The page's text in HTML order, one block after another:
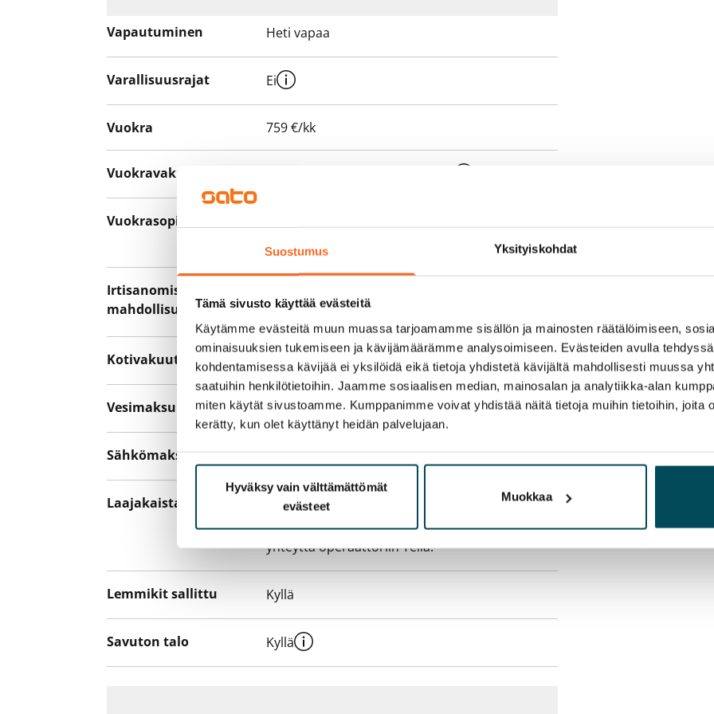
Suostumus Yksityiskohdat
Tämä sivusto käyttää evästeitä
Käytämme evästeitä muun muassa tarjoamamme sisällön ja mainosten räätälöimiseen,
ominaisuuksien tukemiseen ja kävijämäärämme analysoimiseen. Evästeiden avulla
kohdentamisessa kävijää ei yksilöidä eikä tietoja yhdistetä kävijältä mahdollisesti muussa
saatuihin henkilötietoihin. Jaamme sosiaalisen median, mainosalan ja analytiikka-alan
miten käytät sivustoamme. Kumppanimme voivat yhdistää näitä tietoja muihin tietoihin, joita
kerätty, kun olet käyttänyt heidän palvelujaan.
Hyväksy vain välttämättömät
evästeet
Muokkaa
Vapautuminen Heti vapaa
Varallisuusrajat Ei
Vuokra 759 €/kk
Vuokravakuus
Vuokrasopimus
asumisaika 12 kk
Irtisanomis­
mahdollisuus
sopimussakolla aiemmin
Kotivakuutus Pakollinen, ei sisälly vuokraan
Vesimaksu Kulutuksen mukaan
Sähkömaksu Vuokralainen solmii itse sähkösopimuksen.
Laajakaista
Vuokraan sisältyy 50 M laajakaistaliittymä. Voit
hankkia lisänopeutta etuhintaan ottamalla
yhteyttä operaattoriin Telia.
Lemmikit sallittu Kyllä
Savuton talo Kyllä